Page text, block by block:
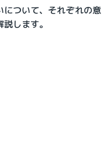
について、それぞれの意
します。